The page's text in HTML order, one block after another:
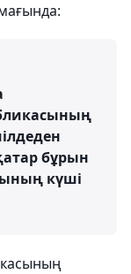
бұрын
күші